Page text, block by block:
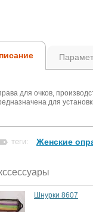
для очков,
для
теги: Женские
Шнурки 8607